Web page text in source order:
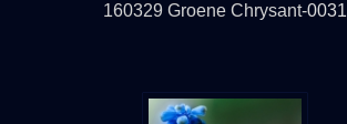
160329 Groene Chrysant-0031